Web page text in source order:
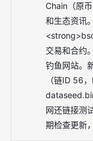
Chain（原
和生态资讯
交易和合约
钓鱼网站。
（链ID 56
网还链接测
期检查更新